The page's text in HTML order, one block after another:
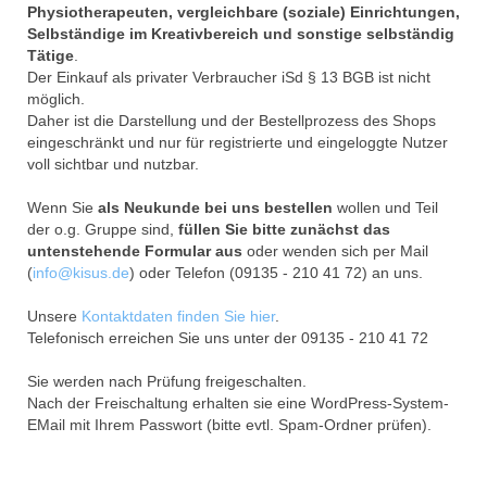
Physiotherapeuten, vergleichbare (soziale) Einrichtungen,
Selbständige im Kreativbereich und sonstige selbständig
Tätige
Der Einkauf als privater Verbraucher iSd § 13 BGB ist nicht
möglich.
Daher ist die Darstellung und der Bestellprozess des Shops
eingeschränkt und nur für registrierte und eingeloggte Nutzer
voll sichtbar und nutzbar.
Wenn Sie als Neukunde bei uns bestellen wollen und Teil
der o.g. Gruppe sind, füllen Sie bitte zunächst das
untenstehende Formular aus oder wenden sich per Mail
(info@kisus.de) oder Telefon (09135 - 210 41 72) an uns.
Unsere Kontaktdaten finden Sie hier.
Telefonisch erreichen Sie uns unter der 09135 - 210 41 72
Sie werden nach Prüfung freigeschalten.
Nach der Freischaltung erhalten sie eine WordPress-System-
EMail mit Ihrem Passwort (bitte evtl. Spam-Ordner prüfen).